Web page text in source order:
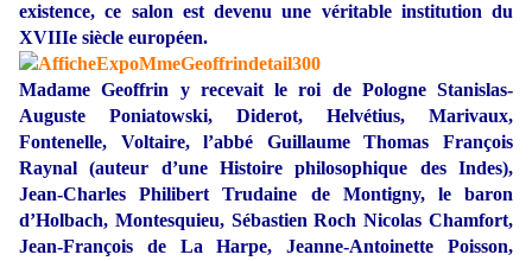
existence, ce salon est devenu une véritable institution du
XVIIIe siècle européen.
Madame Geoffrin y recevait le roi de Pologne Stanislas-
Auguste Poniatowski, Diderot, Helvétius, Marivaux,
Fontenelle, Voltaire, l’abbé Guillaume Thomas François
Raynal (auteur d’une Histoire philosophique des Indes),
Jean-Charles Philibert Trudaine de Montigny, le baron
d’Holbach, Montesquieu, Sébastien Roch Nicolas Chamfort,
Jean-François de La Harpe, Jeanne-Antoinette Poisson,